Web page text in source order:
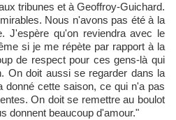
tribunes et à Geoffroy-Guichard.
Nous n'avons pas été à la
J'espère qu'on reviendra avec le
si je me répète par rapport à la
de respect pour ces gens-là qui
On doit aussi se regarder dans la
donné cette saison, ce qui n'a pas
On doit se remettre au boulot
donnent beaucoup d'amour."